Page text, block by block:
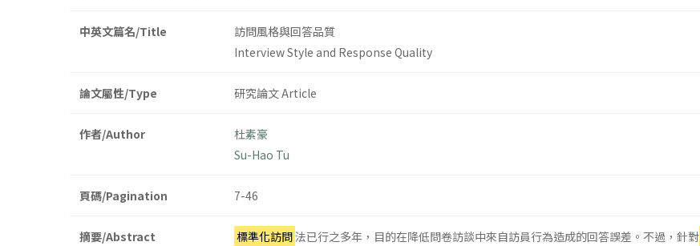
中英文篇名/Title
訪問風格與回答品質
Interview Style and Response Quality
論文屬性/Type 研究論文 Article
作者/Author
杜素豪
Su-Hao Tu
頁碼/Pagination 7-46
摘要/Abstract 標準化訪問法已行之多年，目的在降低問卷訪談中來自訪員行為造成的回答誤差。不過，針對